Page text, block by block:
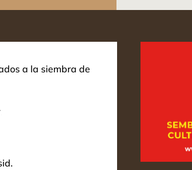
a la siembra de